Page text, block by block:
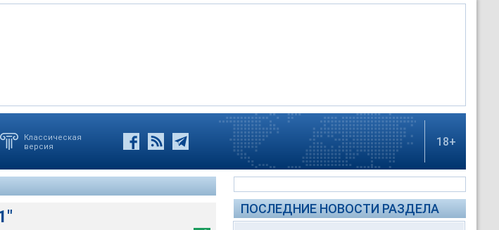
Классическая
версия
18+
ПОСЛЕДНИЕ НОВОСТИ РАЗДЕЛА